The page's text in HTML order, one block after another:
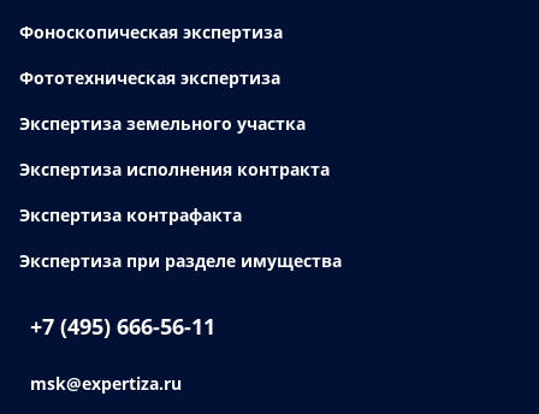
Фоноскопическая экспертиза
Фототехническая экспертиза
Экспертиза земельного участка
Экспертиза исполнения контракта
Экспертиза контрафакта
Экспертиза при разделе имущества
+7 (495) 666-56-11
msk@expertiza.ru